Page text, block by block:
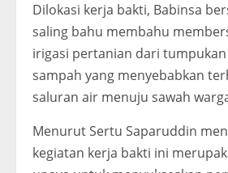
Dilokasi kerja bakti, Babinsa
saling bahu membahu
irigasi pertanian dari
sampah yang menyebabkan
saluran air menuju sawah
Menurut Sertu Saparuddin
kegiatan kerja bakti ini